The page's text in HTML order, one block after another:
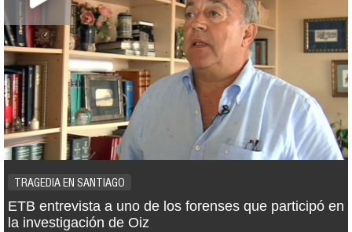
TRAGEDIA EN SANTIAGO
ETB entrevista a uno de los forenses que participó en
la investigación de Oiz